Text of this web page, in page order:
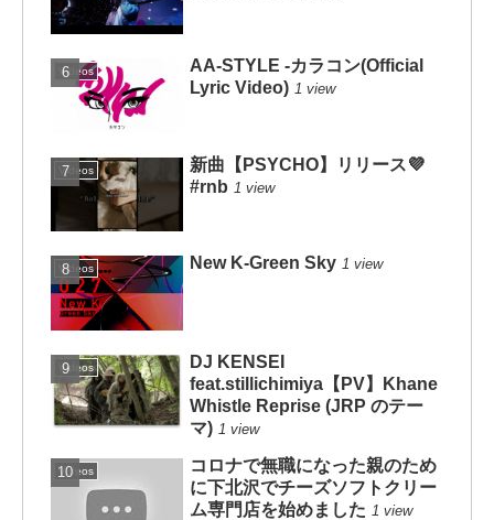
Videos
AA-STYLE -カラコン(Official
Lyric Video) 1 view
Videos
新曲【PSYCHO】リリース💜
#rnb 1 view
Videos New K-Green Sky 1 view
Videos
DJ KENSEI
feat.stillichimiya【PV】Khane
Whistle Reprise (JRP のテー
マ) 1 view
Videos
コロナで無職になった親のため
に下北沢でチーズソフトクリー
ム専門店を始めました 1 view